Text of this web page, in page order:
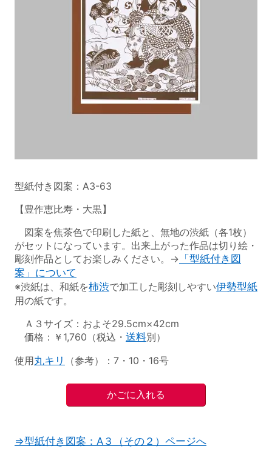
型紙付き図案：A3-63
【豊作恵比寿・大黒】
図案を焦茶色で印刷した紙と、無地の渋紙（各1枚）
がセットになっています。出来上がった作品は切り絵・
彫刻作品としてお楽しみください。→ 「型紙付き図
案」について
※渋紙は、和紙を柿渋で加工した彫刻しやすい伊勢型紙
用の紙です。
Ａ３サイズ：およそ29.5cm×42cm
価格：￥1,760（税込・ 送料別）
使用丸キリ （参考）：7・10・16号
⇒型紙付き図案：A３（その２）ページへ